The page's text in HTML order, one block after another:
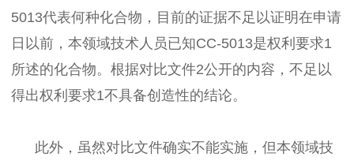
5013代表何种化合物，目前的证据不足以证明在申请
日以前，本领域技术人员已知CC-5013是权利要求1
所述的化合物。根据对比文件2公开的内容，不足以
得出权利要求1不具备创造性的结论。
此外，虽然对比文件确实不能实施，但本领域技